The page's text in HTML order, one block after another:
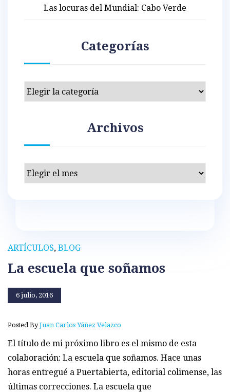
ARTÍCULOS, BLOG
La escuela que soñamos
6 julio, 2016
Posted ByJuan Carlos Yáñez Velazco
El título de mi próximo libro es el mismo de esta
colaboración: La escuela que soñamos. Hace unas
horas entregué a Puertabierta, editorial colimense, las
últimas correcciones. La escuela que
Las locuras del Mundial: Cabo Verde
Categorías
Categorías
Archivos
Archivos